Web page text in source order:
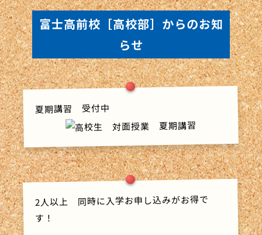
富士高前校［高校部］からのお知
らせ
夏期講習 受付中
2人以上 同時に入学お申し込みがお得で
す！